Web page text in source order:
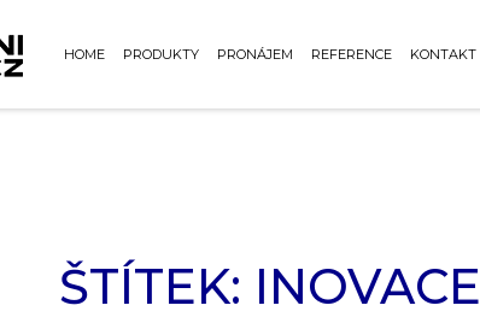
HOME PRODUKTY PRONÁJEM REFERENCE KONTAKT
ŠTÍTEK: INOVACE